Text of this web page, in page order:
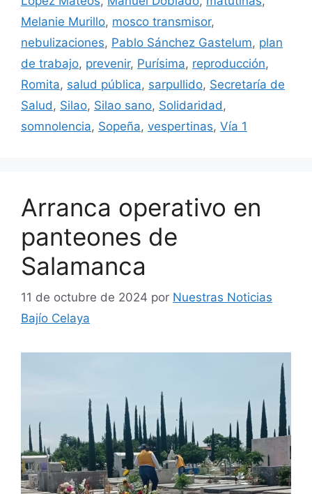
Melanie Murillo, mosco transmisor,
nebulizaciones, Pablo Sánchez Gastelum, plan
de trabajo, prevenir, Purísima, reproducción,
Romita, salud pública, sarpullido, Secretaría de
Salud, Silao, Silao sano, Solidaridad,
somnolencia, Sopeña, vespertinas, Vía 1
Arranca operativo en
panteones de
Salamanca
11 de octubre de 2024 por Nuestras Noticias
Bajío Celaya